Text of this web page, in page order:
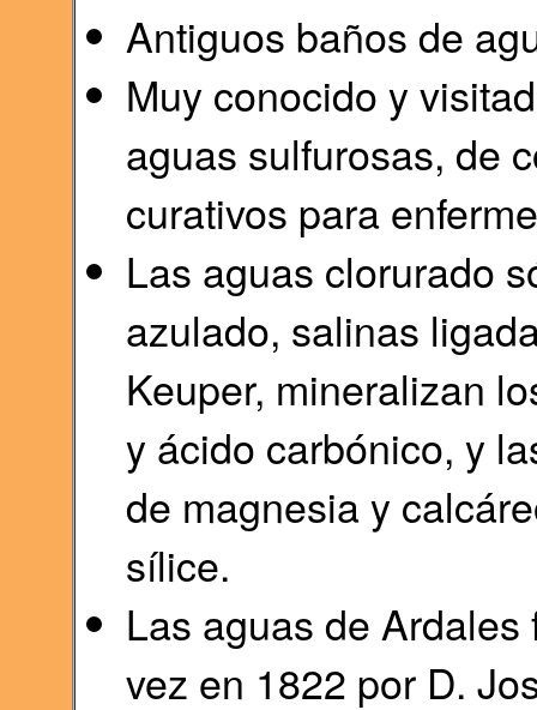
Antiguos baños de
Muy conocido y
aguas sulfurosas, de
curativos para
Las aguas clorurado
azulado, salinas
Keuper, mineralizan
y ácido carbónico, y
de magnesia y
sílice.
Las aguas de
vez en 1822 por D.